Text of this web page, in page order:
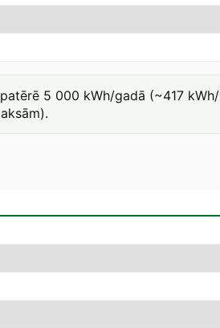
5 000 kWh/gadā (~417